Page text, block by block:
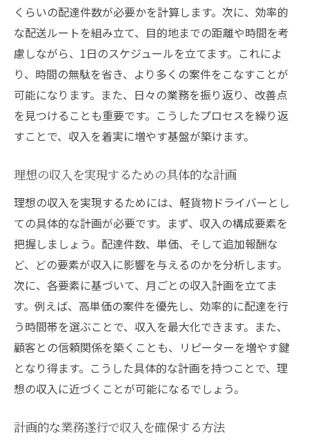
くらいの配達件数が必要かを計算します。次に、効率的
な配送ルートを組み立て、目的地までの距離や時間を考
慮しながら、1日のスケジュールを立てます。これによ
り、時間の無駄を省き、より多くの案件をこなすことが
可能になります。また、日々の業務を振り返り、改善点
を見つけることも重要です。こうしたプロセスを繰り返
すことで、収入を着実に増やす基盤が築けます。
理想の収入を実現するための具体的な計画
理想の収入を実現するためには、軽貨物ドライバーとし
ての具体的な計画が必要です。まず、収入の構成要素を
把握しましょう。配達件数、単価、そして追加報酬な
ど、どの要素が収入に影響を与えるのかを分析します。
次に、各要素に基づいて、月ごとの収入計画を立てま
す。例えば、高単価の案件を優先し、効率的に配達を行
う時間帯を選ぶことで、収入を最大化できます。また、
顧客との信頼関係を築くことも、リピーターを増やす鍵
となり得ます。こうした具体的な計画を持つことで、理
想の収入に近づくことが可能になるでしょう。
計画的な業務遂行で収入を確保する方法